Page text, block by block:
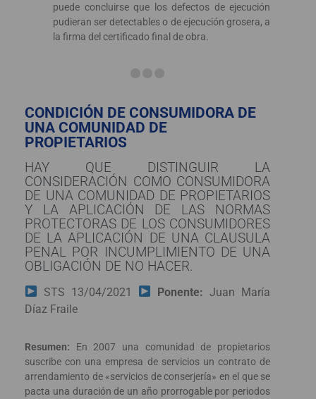
puede concluirse que los defectos de ejecución
pudieran ser detectables o de ejecución grosera, a
la firma del certificado final de obra.
CONDICIÓN DE CONSUMIDORA DE
UNA COMUNIDAD DE
PROPIETARIOS
HAY QUE DISTINGUIR LA
CONSIDERACIÓN COMO CONSUMIDORA
DE UNA COMUNIDAD DE PROPIETARIOS
Y LA APLICACIÓN DE LAS NORMAS
PROTECTORAS DE LOS CONSUMIDORES
DE LA APLICACIÓN DE UNA CLAUSULA
PENAL POR INCUMPLIMIENTO DE UNA
OBLIGACIÓN DE NO HACER.
STS 13/04/2021 Ponente:Juan María
Díaz Fraile
Resumen: En 2007 una comunidad de propietarios
suscribe con una empresa de servicios un contrato de
arrendamiento de «servicios de conserjería» en el que se
pacta una duración de un año prorrogable por periodos